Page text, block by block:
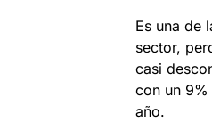
Es una de
sector,
casi
con un 9%
año.